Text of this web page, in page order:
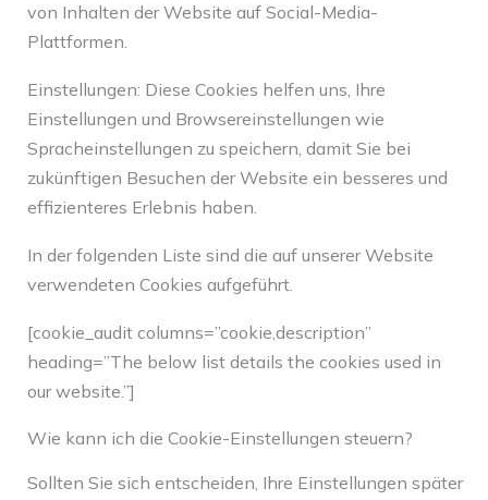
von Inhalten der Website auf Social-Media-
Plattformen.
Einstellungen: Diese Cookies helfen uns, Ihre
Einstellungen und Browsereinstellungen wie
Spracheinstellungen zu speichern, damit Sie bei
zukünftigen Besuchen der Website ein besseres und
effizienteres Erlebnis haben.
In der folgenden Liste sind die auf unserer Website
verwendeten Cookies aufgeführt.
[cookie_audit columns=”cookie,description”
heading=”The below list details the cookies used in
our website.”]
Wie kann ich die Cookie-Einstellungen steuern?
Sollten Sie sich entscheiden, Ihre Einstellungen später